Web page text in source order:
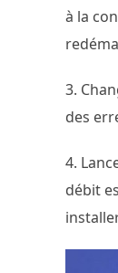
à la
3.
des
4.
débit